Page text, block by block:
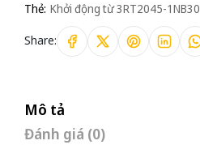
Thẻ: Khởi động từ 3RT2045-1NB30
Share:
Mô tả
Đánh giá (0)